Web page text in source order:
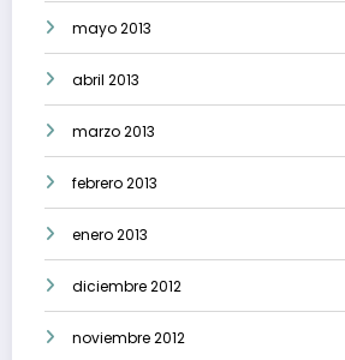
mayo 2013
abril 2013
marzo 2013
febrero 2013
enero 2013
diciembre 2012
noviembre 2012